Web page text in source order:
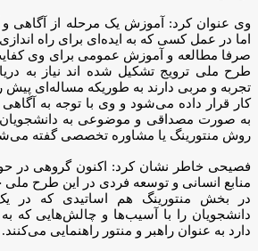
وی عنوان کرد: آموزش یک مرحله از آگاهی و
اما در عمل کسی که به ایده‌ای برای راه
صرفا مطالعه و آموزش عمومی برای وی کفایت
طرح ملی ترویج تشکیل شده اند نیاز به
تجربه و مربی دارند به طوریکه مساله‌ای
کار قرار داده می‌شود و وی با توجه به
به صورت مصداقی و موضوعی به دانشجویان
روش منتورینگ یا مشاوره تخصصی گفته
فصیحی خاطر نشان کرد: اکنون گروهی در
منابع انسانی و توسعه فردی در این طرح ملی
در بخش منتورینگ هم اساتیدی که در
دانشجویان را با آسیب‌ها و چالش‌هایی که
دارد به عنوان راهبر و منتور راهنمایی می‌کنند.